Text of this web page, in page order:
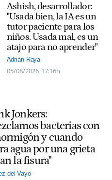
Ashish, desarrollador:
"Usada bien, la IA es un
tutor paciente para los
niños. Usada mal, es un
atajo para no aprender"
Adrián Raya
05/08/2026 17:16h
Jonkers:
bacterias con
y cuando
agua por una grieta
la fisura"
del Vayo